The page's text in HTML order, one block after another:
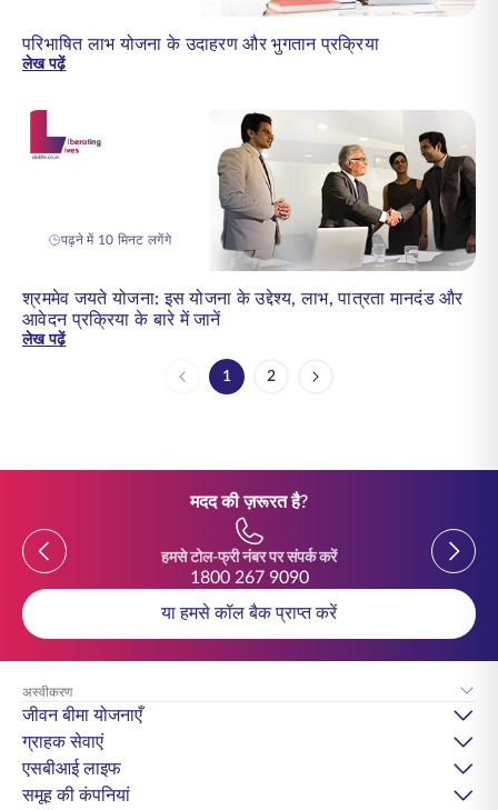
परिभाषित लाभ योजना के उदाहरण और भुगतान प्रक्रिया
लेख पढ़ें
पढ़ने में 10 मिनट लगेंगे
श्रममेव जयते योजना: इस योजना के उद्देश्य, लाभ, पात्रता मानदंड और
आवेदन प्रक्रिया के बारे में जानें
लेख पढ़ें
पेज
1 पेज
2
मदद की ज़रूरत है?
Previous
हमसे टोल-फ्री नंबर पर संपर्क करें
1800 267 9090
Previous
या हमसे कॉल बैक प्राप्त करें
अस्वीकरण
जीवन बीमा योजनाएँ
ग्राहक सेवाएं
एसबीआई लाइफ
समूह की कंपनियां